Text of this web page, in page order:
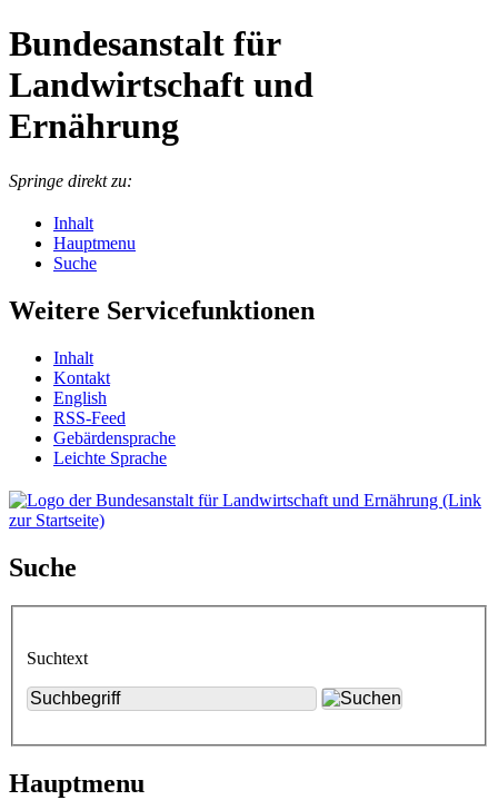
Bundesanstalt für
Landwirtschaft und
Ernährung
Springe direkt zu:
Inhalt
Hauptmenu
Suche
Weitere Servicefunktionen
In­halt
Kon­takt
English
RSS-Feed
Ge­bär­den­spra­che
Leich­te Spra­che
Suche
Suchtext
Hauptmenu